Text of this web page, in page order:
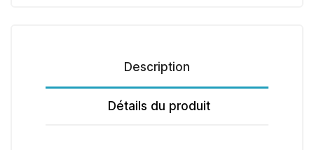
Description
Détails du produit